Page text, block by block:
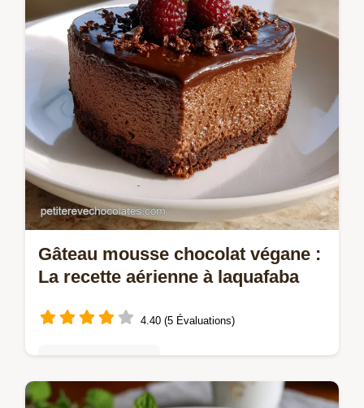
sans ballon.
Gâteau mousse chocolat végane :
La recette aérienne à laquafaba
4.40 (5 Évaluations)
Découvrez notre recette spectaculaire de